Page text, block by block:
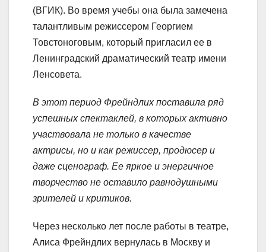
(ВГИК). Во время учебы она была замечена
талантливым режиссером Георгием
Товстоноговым, который пригласил ее в
Ленинградский драматический театр имени
Ленсовета.
В этот период Фрейндлих поставила ряд
успешных спектаклей, в которых активно
участвовала не только в качестве
актрисы, но и как режиссер, продюсер и
даже сценограф. Ее яркое и энергичное
творчество не оставило равнодушными
зрителей и критиков.
Через несколько лет после работы в театре,
Алиса Фрейндлих вернулась в Москву и